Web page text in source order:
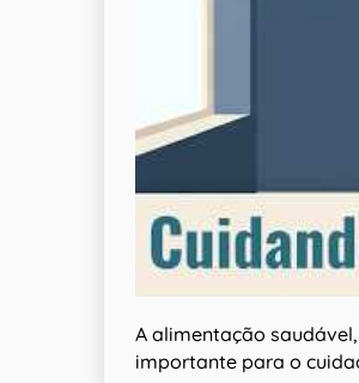
A alimentação
importante para o